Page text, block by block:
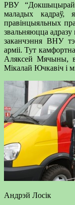
РВУ
маладых кадраў,
правінцыяльных
звальняюцца
заканчэння ВНУ
арміі. Тут
Аляксей Мячыны,
Мікалай Ючкавіч і
Андрэй Лосік